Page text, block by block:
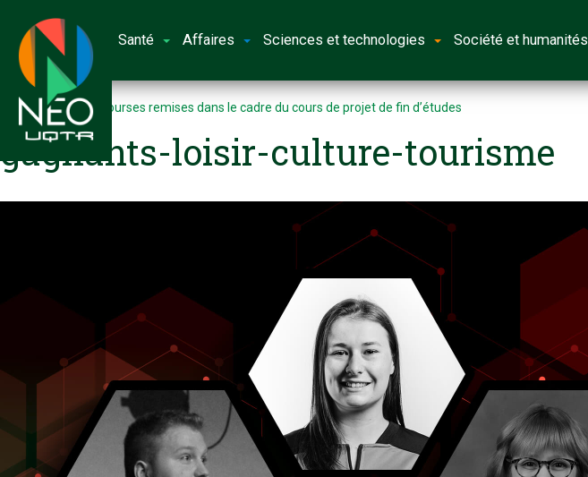
Santé Affaires Sciences et technologies Société et humanités
Accueil Quatre bourses remises dans le cadre du cours de projet de fin d’études
gagnants-loisir-culture-tourisme